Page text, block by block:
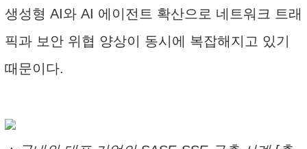
생성형 AI와 AI 에이전트 확산으로 네트워크 트래
픽과 보안 위협 양상이 동시에 복잡해지고 있기
때문이다.